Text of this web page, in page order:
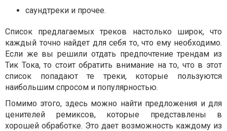
саундтреки и прочее.
Список предлагаемых треков настолько широк, что
каждый точно найдет для себя то, что ему необходимо.
Если же вы решили отдать предпочтение трендам из
Тик Тока, то стоит обратить внимание на то, что в этот
список попадают те треки, которые пользуются
наибольшим спросом и популярностью.
Помимо этого, здесь можно найти предложения и для
ценителей ремиксов, которые представлены в
хорошей обработке. Это дает возможность каждому из